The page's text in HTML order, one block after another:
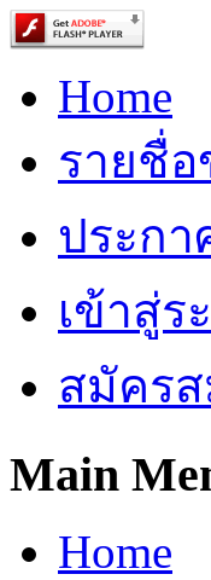
Home
รายชื่
ประก
เข้าสู่ร
สมัคร
Main
Home